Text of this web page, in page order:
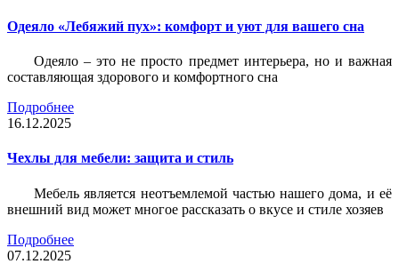
Одеяло «Лебяжий пух»: комфорт и уют для вашего сна
Одеяло – это не просто предмет интерьера, но и важная
составляющая здорового и комфортного сна
Подробнее
16.12.2025
Чехлы для мебели: защита и стиль
Мебель является неотъемлемой частью нашего дома, и её
внешний вид может многое рассказать о вкусе и стиле хозяев
Подробнее
07.12.2025